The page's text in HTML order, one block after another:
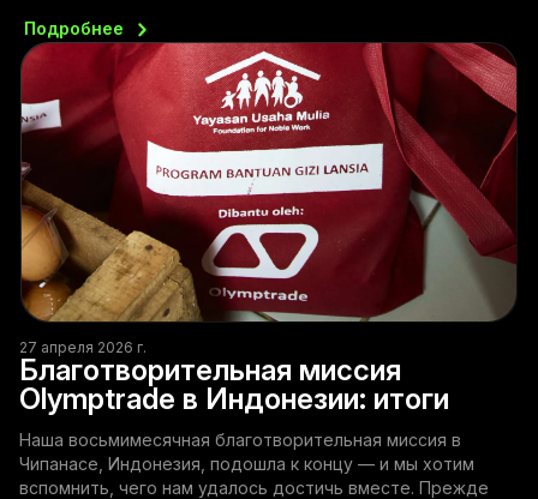
Подробнее
27 апреля 2026 г.
Благотворительная миссия
Olymptrade в Индонезии: итоги
Наша восьмимесячная благотворительная миссия в
Чипанасе, Индонезия, подошла к концу — и мы хотим
вспомнить, чего нам удалось достичь вместе. Прежде